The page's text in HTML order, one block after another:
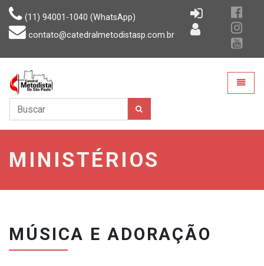
(11) 94001-1040 (WhatsApp)
contato@catedralmetodistasp.com.br
MINISTÉRIOS
MÚSICA E ADORAÇÃO